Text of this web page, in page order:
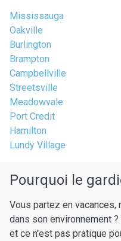
Mississauga
Oakville
Burlington
Brampton
Campbellville
Streetsville
Meadowvale
Port Credit
Hamilton
Lundy Village
Pourquoi le
Vous partez en
dans son environnement
et ce n'est pas pratique